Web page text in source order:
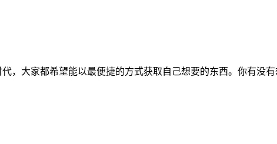
，大家都希望能以最便捷的方式获取自己想要的东西。你有没